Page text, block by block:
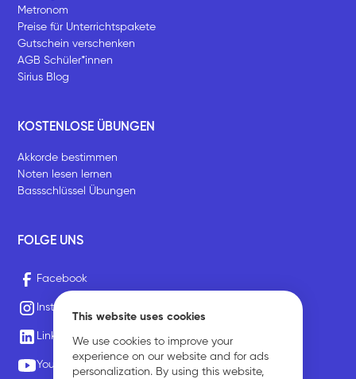
This website uses cookies
We use cookies to improve your
experience on our website and for ads
personalization. By using this website,
Metronom
Preise für Unterrichtspakete
Gutschein verschenken
AGB Schüler*innen
Sirius Blog
KOSTENLOSE ÜBUNGEN
Akkorde bestimmen
Noten lesen lernen
Bassschlüssel Übungen
FOLGE UNS
Facebook
Instagram
LinkedIn
Youtube